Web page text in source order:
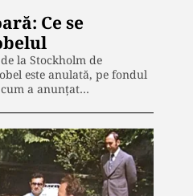
Ce se
la Stockholm de
este anulată, pe fondul
a anunțat…